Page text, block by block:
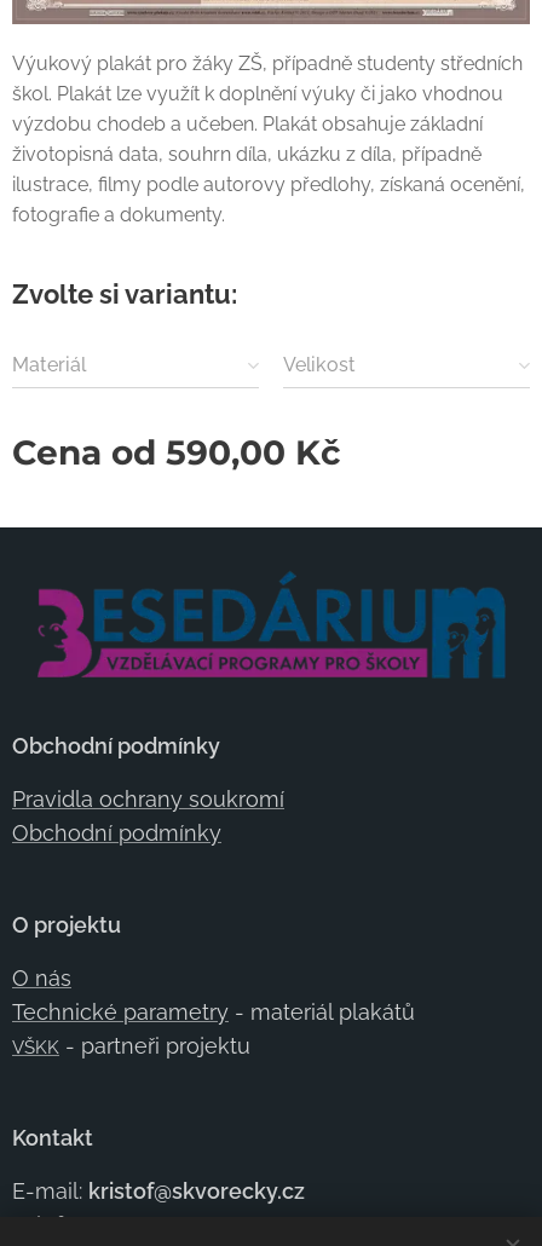
Výukový plakát pro žáky ZŠ, případně studenty středních
škol. Plakát lze využít k doplnění výuky či jako vhodnou
výzdobu chodeb a učeben. Plakát obsahuje základní
životopisná data, souhrn díla, ukázku z díla, případně
ilustrace, filmy podle autorovy předlohy, získaná ocenění,
fotografie a dokumenty.
Zvolte si variantu:
Materiál Velikost
Cena od 590,00 Kč
Obchodní podmínky
Pravidla ochrany soukromí
Obchodní podmínky
O projektu
O nás
Technické parametry - materiál plakátů
VŠKK - partneři projektu
Kontakt
E-mail: kristof@skvorecky.cz
Telefon: